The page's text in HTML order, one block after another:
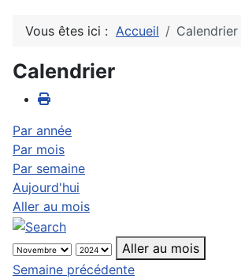
Vous êtes ici : Accueil Calendrier
Calendrier
Par année
Par mois
Par semaine
Aujourd'hui
Aller au mois
Aller au mois
Semaine précédente